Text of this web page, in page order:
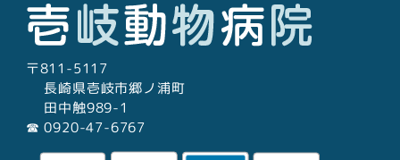
〒811-5117
長崎県壱岐市郷ノ浦町
田中触989-1
☎︎ 0920-47-6767